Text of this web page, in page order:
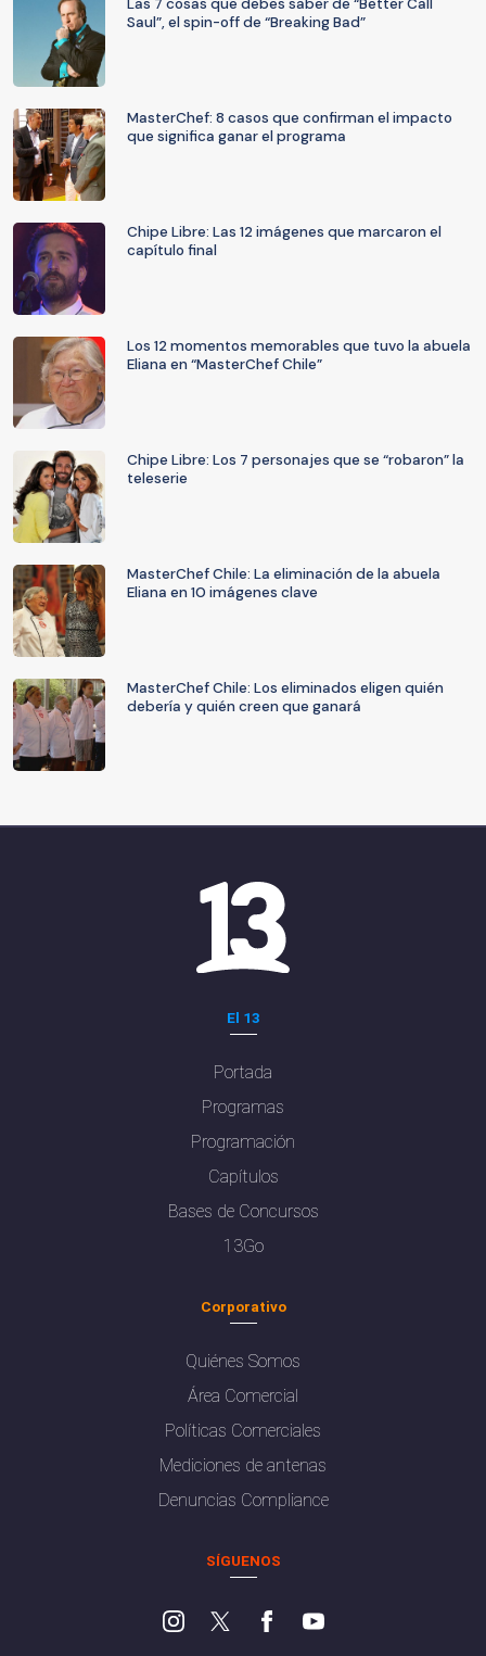
Las 7 cosas que debes saber de “Better Call
Saul”, el spin-off de “Breaking Bad”
MasterChef: 8 casos que confirman el impacto
que significa ganar el programa
Chipe Libre: Las 12 imágenes que marcaron el
capítulo final
Los 12 momentos memorables que tuvo la abuela
Eliana en “MasterChef Chile”
Chipe Libre: Los 7 personajes que se “robaron” la
teleserie
MasterChef Chile: La eliminación de la abuela
Eliana en 10 imágenes clave
MasterChef Chile: Los eliminados eligen quién
debería y quién creen que ganará
El 13
Portada
Programas
Programación
Capítulos
Bases de Concursos
13Go
Corporativo
Quiénes Somos
Área Comercial
Políticas Comerciales
Mediciones de antenas
Denuncias Compliance
SÍGUENOS